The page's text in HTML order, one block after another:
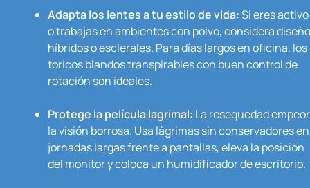
Adapta los lentes a tu estilo de vida:Si eres activo
o trabajas en ambientes con polvo, considera
híbridos o esclerales. Para días largos en oficina, los
toricos blandos transpirables con buen control de
rotación son ideales.
Protege la película lagrimal: La resequedad
la visión borrosa. Usa lágrimas sin conservadores en
jornadas largas frente a pantallas, eleva la posición
del monitor y coloca un humidificador de escritorio.